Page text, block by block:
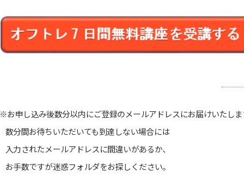
※お申し込み後数分以内にご登録のメールアドレスにお届けいたしま
数分間お待ちいただいても到達しない場合には
入力されたメールアドレスに間違いがあるか、
お手数ですが迷惑フォルダをお探しください。